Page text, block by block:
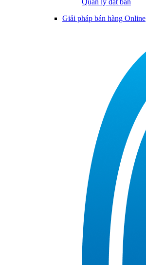
Quản lý đặt bàn
Giải pháp bán hàng Online